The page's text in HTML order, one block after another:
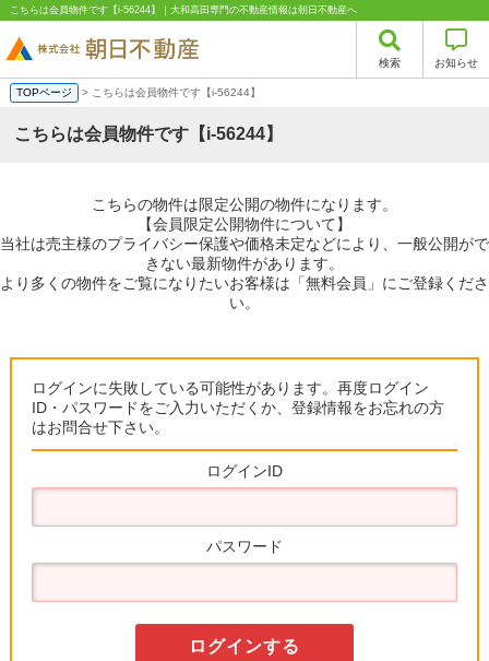
こちらは会員物件です【i-56244】｜大和高田専門の不動産情報は朝日不動産へ
検索 お知らせ
TOPページ > こちらは会員物件です【i-56244】
こちらは会員物件です【i-56244】
こちらの物件は限定公開の物件になります。
【会員限定公開物件について】
当社は売主様のプライバシー保護や価格未定などにより、一般公開がで
きない最新物件があります。
より多くの物件をご覧になりたいお客様は「無料会員」にご登録くださ
い。
ログインに失敗している可能性があります。再度ログイン
ID・パスワードをご入力いただくか、登録情報をお忘れの方
はお問合せ下さい。
ログインID
パスワード